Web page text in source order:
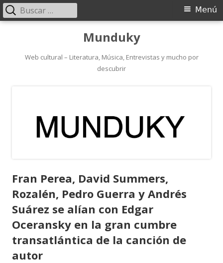
contenido
Munduky
Web cultural – Literatura, Música, Entrevistas y mucho por
descubrir
Menú
Menú
Buscar:
Fran Perea, David Summers,
Rozalén, Pedro Guerra y Andrés
Suárez se alían con Edgar
Oceransky en la gran cumbre
transatlántica de la canción de
autor